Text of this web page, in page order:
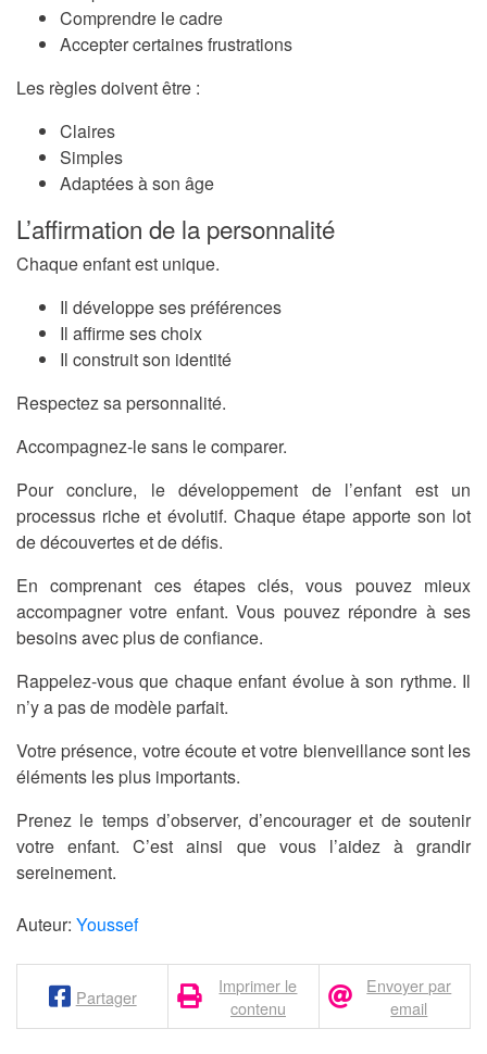
Comprendre le cadre
Accepter certaines frustrations
Les règles doivent être :
Claires
Simples
Adaptées à son âge
L’affirmation de la personnalité
Chaque enfant est unique.
Il développe ses préférences
Il affirme ses choix
Il construit son identité
Respectez sa personnalité.
Accompagnez-le sans le comparer.
Pour conclure, le développement de l’enfant est un
processus riche et évolutif. Chaque étape apporte son lot
de découvertes et de défis.
En comprenant ces étapes clés, vous pouvez mieux
accompagner votre enfant. Vous pouvez répondre à ses
besoins avec plus de confiance.
Rappelez-vous que chaque enfant évolue à son rythme. Il
n’y a pas de modèle parfait.
Votre présence, votre écoute et votre bienveillance sont les
éléments les plus importants.
Prenez le temps d’observer, d’encourager et de soutenir
votre enfant. C’est ainsi que vous l’aidez à grandir
sereinement.
Auteur: Youssef
Partager
Imprimer le
contenu
Envoyer par
email